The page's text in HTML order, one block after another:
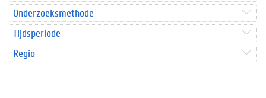
Onderzoeksmethode
Tijdsperiode
Regio